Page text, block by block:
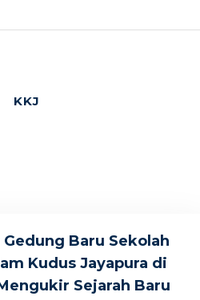
KKJ
Baru Sekolah
Kudus Jayapura di
Sejarah Baru